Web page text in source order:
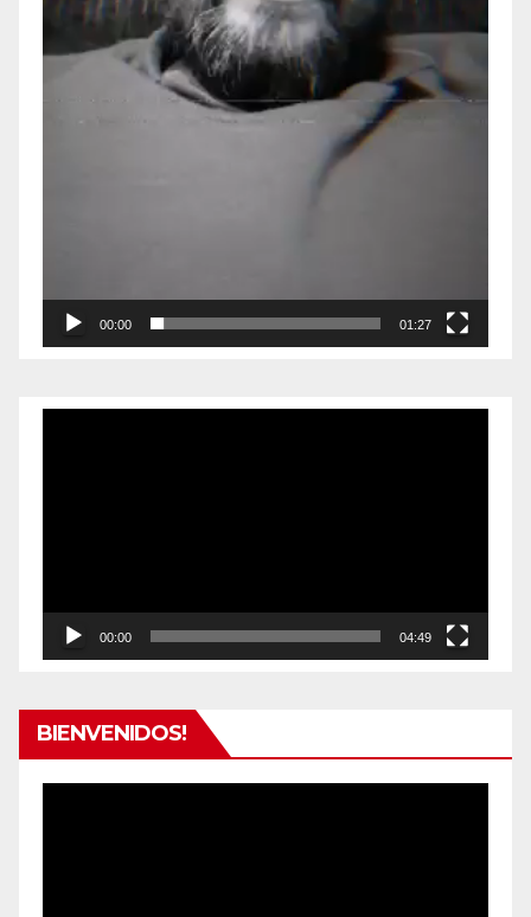
00:00 01:27
00:00 04:49
BIENVENIDOS!